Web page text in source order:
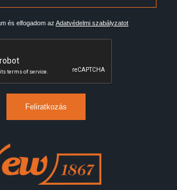
és elfogadom az Adatvédelmi szabályzatot
Feliratkozás